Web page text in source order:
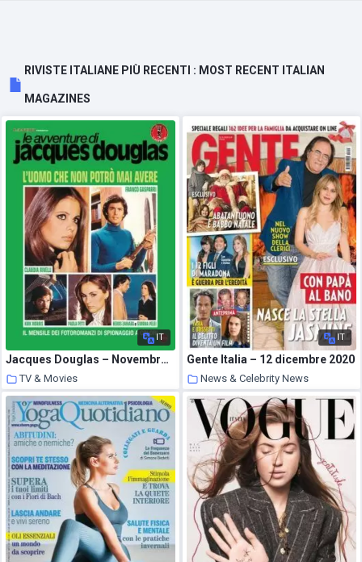
RIVISTE ITALIANE PIÙ RECENTI : MOST RECENT ITALIAN
MAGAZINES
IT
Jacques Douglas – Novembre 2020
TV & Movies
20 December 2020
IT
Gente Italia – 12 dicembre 2020
News & Celebrity News
20 December 2020